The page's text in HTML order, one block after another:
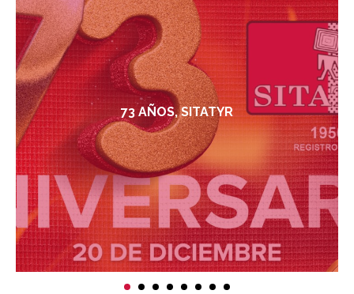
73 AÑOS, SITATYR